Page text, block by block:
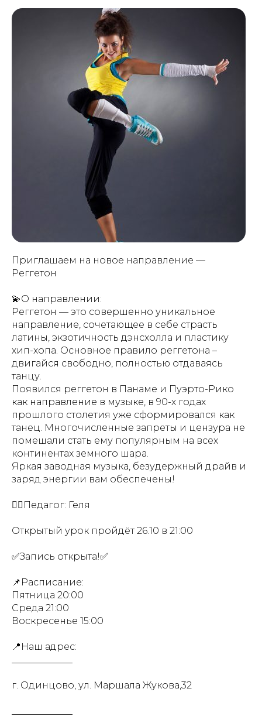
Приглашаем на новое направление —
Реггетон
💫О направлении:
Реггетон — это совершенно уникальное
направление, сочетающее в себе страсть
латины, экзотичность дэнсхолла и пластику
хип-хопа. Основное правило реггетона –
двигайся свободно, полностью отдаваясь
танцу.
Появился реггетон в Панаме и Пуэрто-Рико
как направление в музыке, в 90-х годах
прошлого столетия уже сформировался как
танец. Многочисленные запреты и цензура не
помешали стать ему популярным на всех
континентах земного шара.
Яркая заводная музыка, безудержный драйв и
заряд энергии вам обеспечены!
👱‍♀️Педагог: Геля
Открытый урок пройдёт 26.10 в 21:00
✅Запись открыта!✅
📌Расписание:
Пятница 20:00
Среда 21:00
Воскресенье 15:00
📍Наш адрес:
г. Одинцово, ул. Маршала Жукова,32